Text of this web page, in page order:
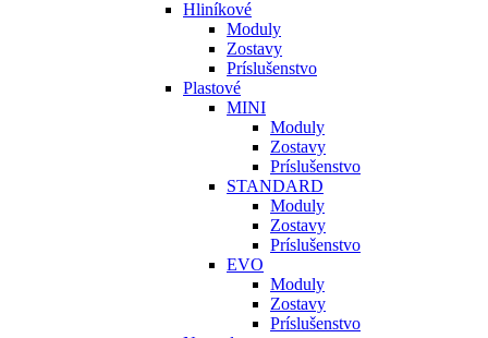
Hliníkové
Moduly
Zostavy
Príslušenstvo
Plastové
MINI
Moduly
Zostavy
Príslušenstvo
STANDARD
Moduly
Zostavy
Príslušenstvo
EVO
Moduly
Zostavy
Príslušenstvo